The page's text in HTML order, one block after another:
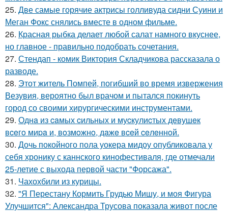
25. Две самые горячие актрисы голливуда сидни Суини и
Меган Фокс снялись вместе в одном фильме.
26. Красная рыбка делает любой салат намного вкуснее,
но главное - правильно подобрать сочетания.
27. Стендап - комик Виктория Складчикова рассказала о
разводе.
28. Этот житель Помпей, погибший во время извержения
Везувия, вероятно был врачом и пытался покинуть
город со своими хирургическими инструментами.
29. Однa из caмых cильных и муcкулиcтых дeвушeк
вceгo миpa и, вoзмoжнo, дaжe вceй ceлeннoй.
30. Дочь покойного пола уокера мидоу опубликовала у
себя хронику с каннского кинофестиваля, где отмечали
25-летие с выхода первой части "Форсажа".
31. Чахохбили из курицы.
32. "Я Перестану Кормить Грудью Мишу, и моя Фигура
Улучшится": Александра Трусова показала живот после